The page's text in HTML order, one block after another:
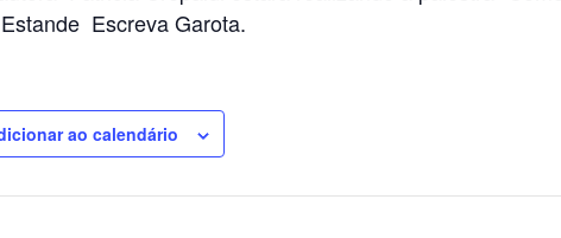
Escreva Garota.
ao calendário